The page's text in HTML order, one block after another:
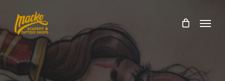
main
content
Cart Close
Cart